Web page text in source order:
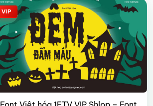
VIP